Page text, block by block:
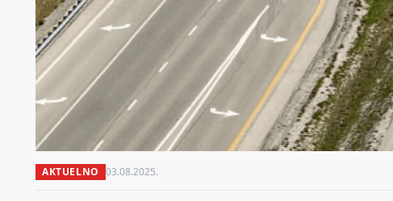
AKTUELNO 03.08.2025.